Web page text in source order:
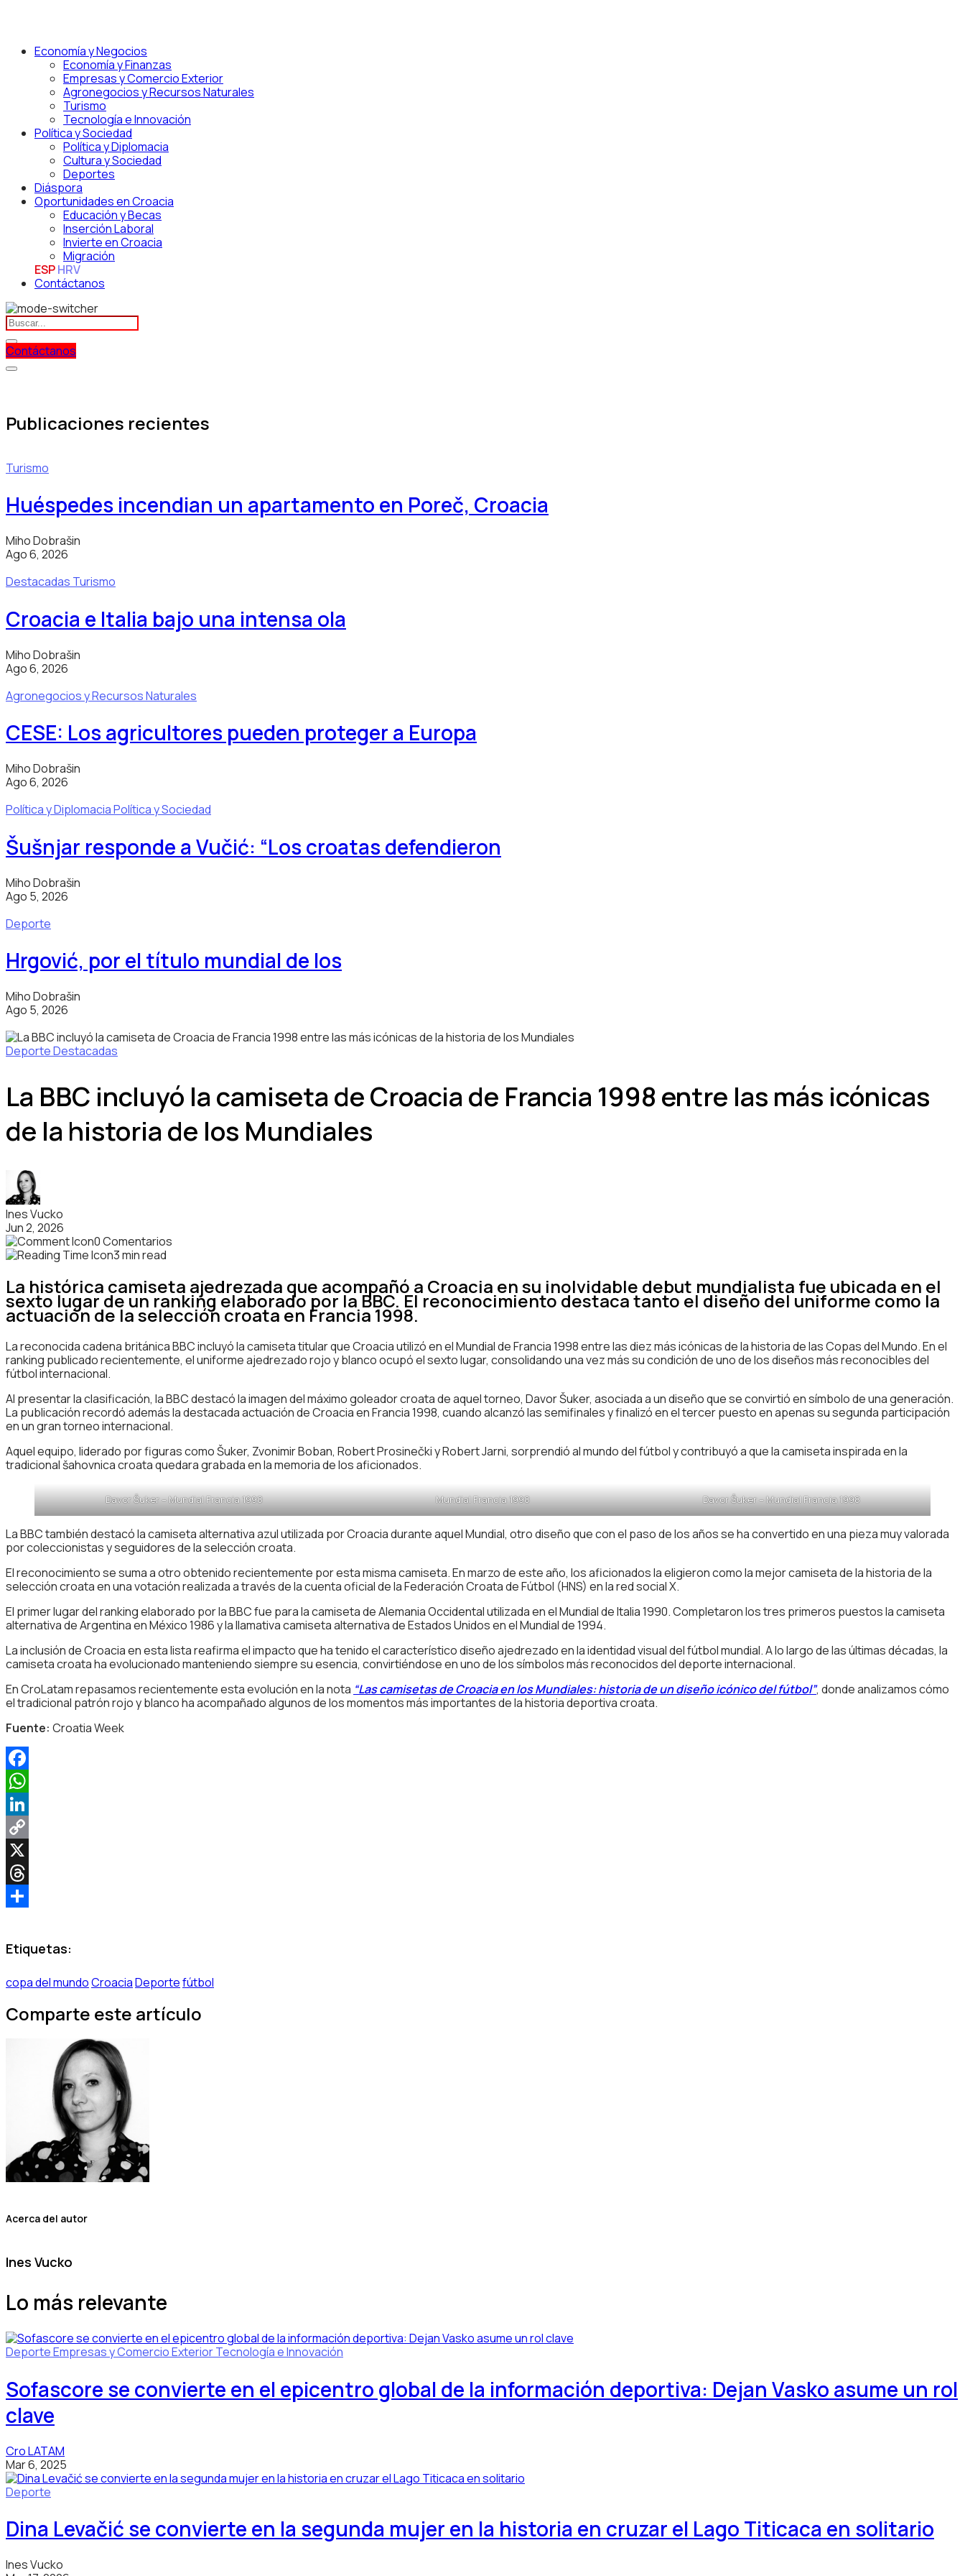
Economía y Negocios
Economía y Finanzas
Empresas y Comercio Exterior
Agronegocios y Recursos Naturales
Turismo
Tecnología e Innovación
Política y Sociedad
Política y Diplomacia
Cultura y Sociedad
Deportes
Diáspora
Oportunidades en Croacia
Educación y Becas
Inserción Laboral
Invierte en Croacia
Migración
ESPHRV
Contáctanos
Contáctanos
Publicaciones recientes
Turismo
Huéspedes incendian un apartamento en Poreč, Croacia
Miho Dobrašin
Ago 6, 2026
Destacadas Turismo
Croacia e Italia bajo una intensa ola
Miho Dobrašin
Ago 6, 2026
Agronegocios y Recursos Naturales
CESE: Los agricultores pueden proteger a Europa
Miho Dobrašin
Ago 6, 2026
Política y DiplomaciaPolítica y Sociedad
Šušnjar responde a Vučić: “Los croatas defendieron
Miho Dobrašin
Ago 5, 2026
Deporte
Hrgović, por el título mundial de los
Miho Dobrašin
Ago 5, 2026
DeporteDestacadas
La BBC incluyó la camiseta de Croacia de Francia 1998 entre las más icónicas
de la historia de los Mundiales
Ines Vucko
Jun 2, 2026
0 Comentarios
3 min read
La histórica camiseta ajedrezada que acompañó a Croacia en su inolvidable debut mundialista fue ubicada en el
sexto lugar de un ranking elaborado por la BBC. El reconocimiento destaca tanto el diseño del uniforme como la
actuación de la selección croata en Francia 1998.
La reconocida cadena británica BBC incluyó la camiseta titular que Croacia utilizó en el Mundial de Francia 1998 entre las diez más icónicas de la historia de las Copas del Mundo. En el
ranking publicado recientemente, el uniforme ajedrezado rojo y blanco ocupó el sexto lugar, consolidando una vez más su condición de uno de los diseños más reconocibles del
fútbol internacional.
Al presentar la clasificación, la BBC destacó la imagen del máximo goleador croata de aquel torneo, Davor Šuker, asociada a un diseño que se convirtió en símbolo de una generación.
La publicación recordó además la destacada actuación de Croacia en Francia 1998, cuando alcanzó las semifinales y finalizó en el tercer puesto en apenas su segunda participación
en un gran torneo internacional.
Aquel equipo, liderado por figuras como Šuker, Zvonimir Boban, Robert Prosinečki y Robert Jarni, sorprendió al mundo del fútbol y contribuyó a que la camiseta inspirada en la
tradicional šahovnica croata quedara grabada en la memoria de los aficionados.
Davor Šuker – Mundial Francia 1998 Mundial Francia 1998 Davor Šuker – Mundial Francia 1998
La BBC también destacó la camiseta alternativa azul utilizada por Croacia durante aquel Mundial, otro diseño que con el paso de los años se ha convertido en una pieza muy valorada
por coleccionistas y seguidores de la selección croata.
El reconocimiento se suma a otro obtenido recientemente por esta misma camiseta. En marzo de este año, los aficionados la eligieron como la mejor camiseta de la historia de la
selección croata en una votación realizada a través de la cuenta oficial de la Federación Croata de Fútbol (HNS) en la red social X.
El primer lugar del ranking elaborado por la BBC fue para la camiseta de Alemania Occidental utilizada en el Mundial de Italia 1990. Completaron los tres primeros puestos la camiseta
alternativa de Argentina en México 1986 y la llamativa camiseta alternativa de Estados Unidos en el Mundial de 1994.
La inclusión de Croacia en esta lista reafirma el impacto que ha tenido el característico diseño ajedrezado en la identidad visual del fútbol mundial. A lo largo de las últimas décadas, la
camiseta croata ha evolucionado manteniendo siempre su esencia, convirtiéndose en uno de los símbolos más reconocidos del deporte internacional.
En CroLatam repasamos recientemente esta evolución en la nota “Las camisetas de Croacia en los Mundiales: historia de un diseño icónico del fútbol”, donde analizamos cómo
el tradicional patrón rojo y blanco ha acompañado algunos de los momentos más importantes de la historia deportiva croata.
Fuente: Croatia Week
Facebook
WhatsApp
LinkedIn
Copy
Link
X
Threads
Etiquetas:
copa del mundoCroaciaDeportefútbol
Comparte este artículo
Acerca del autor
Ines Vucko
Lo más relevante
DeporteEmpresas y Comercio ExteriorTecnología e Innovación
Sofascore se convierte en el epicentro global de la información deportiva: Dejan Vasko asume un rol
clave
Cro LATAM
Mar 6, 2025
Deporte
Dina Levačić se convierte en la segunda mujer en la historia en cruzar el Lago Titicaca en solitario
Ines Vucko